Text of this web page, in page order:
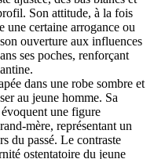
Son attitude, à la fois
une certaine arrogance ou
ouverture aux influences
ses poches, renforçant
dans une robe sombre et
au jeune homme. Sa
une figure
mère, représentant un
du passé. Le contraste
ostentatoire du jeune